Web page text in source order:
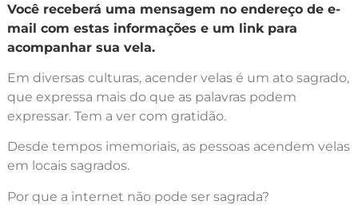
Você receberá uma mensagem no endereço de e-
mail com estas informações e um link para
acompanhar sua vela.
Em diversas culturas, acender velas é um ato sagrado,
que expressa mais do que as palavras podem
expressar. Tem a ver com gratidão.
Desde tempos imemoriais, as pessoas acendem velas
em locais sagrados.
Por que a internet não pode ser sagrada?